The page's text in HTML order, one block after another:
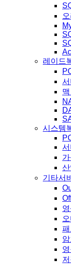
레이드
시스템
서
산
기타서